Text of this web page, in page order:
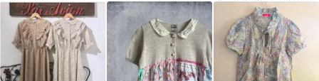
トロ
ース